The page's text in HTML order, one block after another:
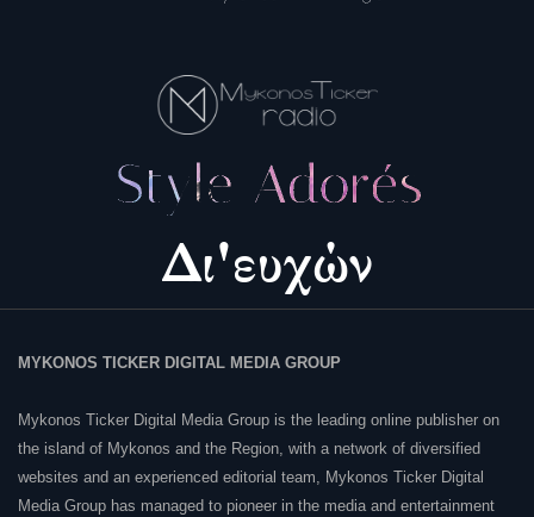
MYKONOS TICKER DIGITAL MEDIA GROUP
Mykonos Ticker Digital Media Group is the leading online publisher on
the island of Mykonos and the Region, with a network of diversified
websites and an experienced editorial team, Mykonos Ticker Digital
Media Group has managed to pioneer in the media and entertainment